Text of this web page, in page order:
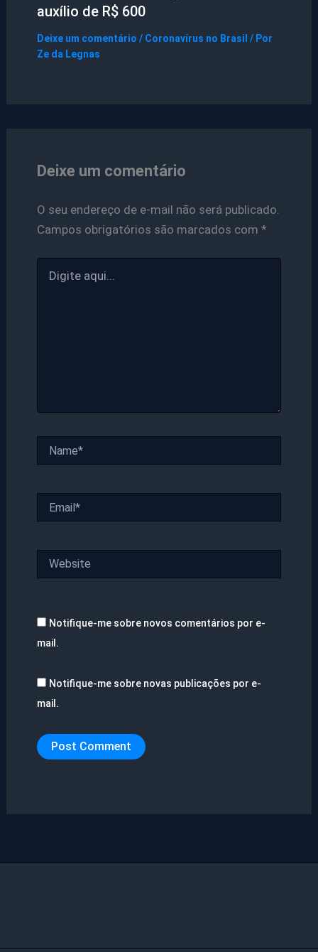
auxílio de R$ 600
Deixe um comentário / Coronavírus no Brasil / Por
Ze da Legnas
Deixe um comentário
O seu endereço de e-mail não será publicado.
Campos obrigatórios são marcados com *
aqui...
Notifique-me sobre novos comentários por e-
mail.
Notifique-me sobre novas publicações por e-
mail.